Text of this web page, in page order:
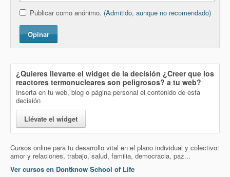
Publicar como anónimo. (Admitido, aunque no recomendado)
Opinar
¿Quieres llevarte el widget de la decisión ¿Creer que los
reactores termonucleares son peligrosos? a tu web?
Inserta en tu web, blog o página personal el contenido de esta
decisión
Llévate el widget
Cursos online para tu desarrollo vital en el plano individual y colectivo:
amor y relaciones, trabajo, salud, familia, democracia, paz...
Ver cursos en Dontknow School of Life